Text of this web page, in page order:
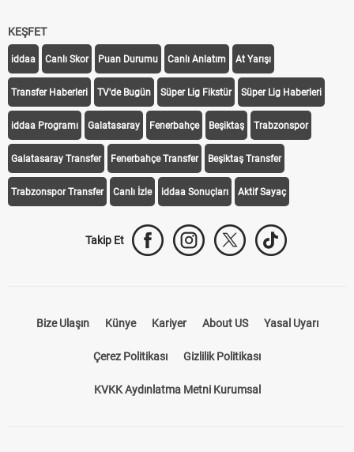
KEŞFET
iddaa Canlı Skor Puan Durumu Canlı Anlatım At Yarışı
Transfer Haberleri TV'de Bugün Süper Lig Fikstür Süper Lig Haberleri
iddaa Programı Galatasaray Fenerbahçe Beşiktaş Trabzonspor
Galatasaray Transfer Fenerbahçe Transfer Beşiktaş Transfer
Trabzonspor Transfer Canlı İzle iddaa Sonuçları Aktif Sayaç
Takip Et
Bize Ulaşın Künye Kariyer About US Yasal Uyarı
Çerez Politikası Gizlilik Politikası
KVKK Aydınlatma Metni Kurumsal